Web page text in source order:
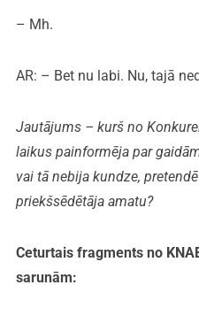
– Mh.
AR: – Bet nu labi. Nu, tajā
Jautājums – kurš no
laikus painformēja par
vai tā nebija kundze,
priekšsēdētāja amatu?
Ceturtais fragments no
sarunām: